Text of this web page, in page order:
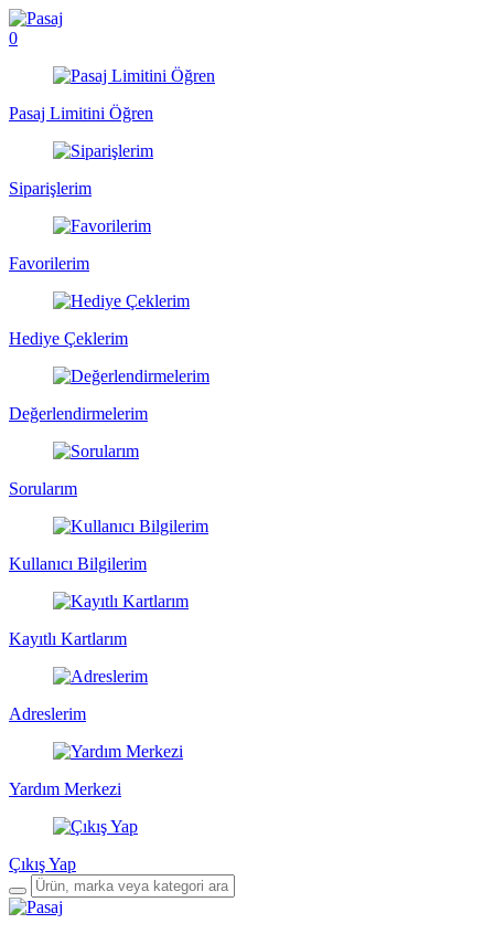
0
Pasaj Limitini Öğren
Siparişlerim
Favorilerim
Hediye Çeklerim
Değerlendirmelerim
Sorularım
Kullanıcı Bilgilerim
Kayıtlı Kartlarım
Adreslerim
Yardım Merkezi
Çıkış Yap